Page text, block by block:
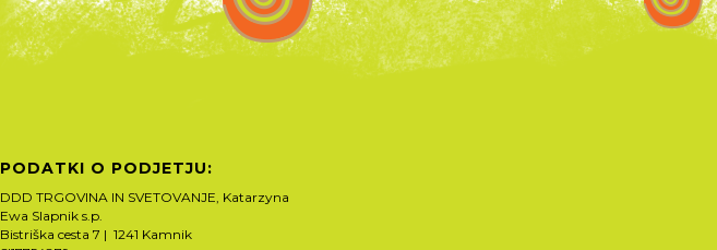
PODATKI O PODJETJU:
DDD TRGOVINA IN SVETOVANJE, Katarzyna
Ewa Slapnik s.p.
Bistriška cesta 7 | 1241 Kamnik